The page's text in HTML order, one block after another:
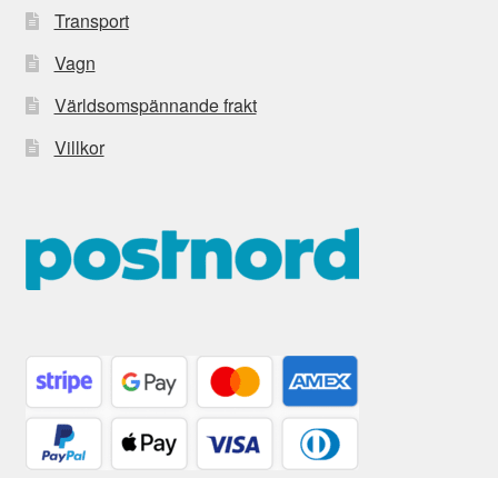
Transport
Vagn
Världsomspännande frakt
Villkor